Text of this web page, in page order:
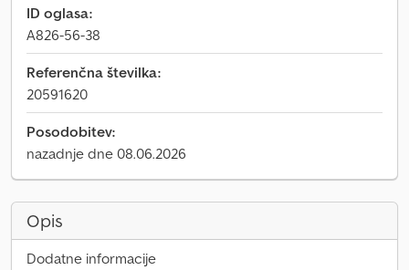
ID oglasa:
A826-56-38
Referenčna številka:
20591620
Posodobitev:
nazadnje dne 08.06.2026
Opis
Dodatne informacije